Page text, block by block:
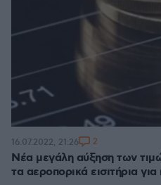
Νέα μεγάλη αύξηση των
τα αεροπορικά εισιτήρια
16.07.2022, 21:26 2